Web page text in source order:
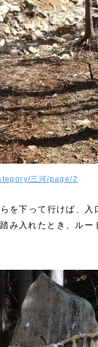
三河/page/2
を下って行けば、
み入れたとき、ルー